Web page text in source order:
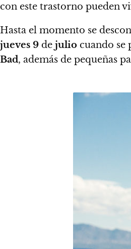
con este trastorno pueden
Hasta el momento se
jueves 9 de julio cuando se
Bad, además de pequeñas